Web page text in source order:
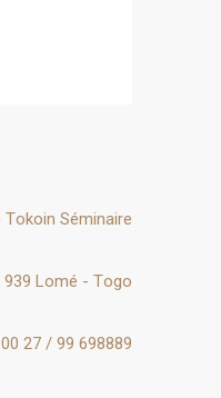
Tokoin Séminaire
939 Lomé - Togo
27 / 99 698889